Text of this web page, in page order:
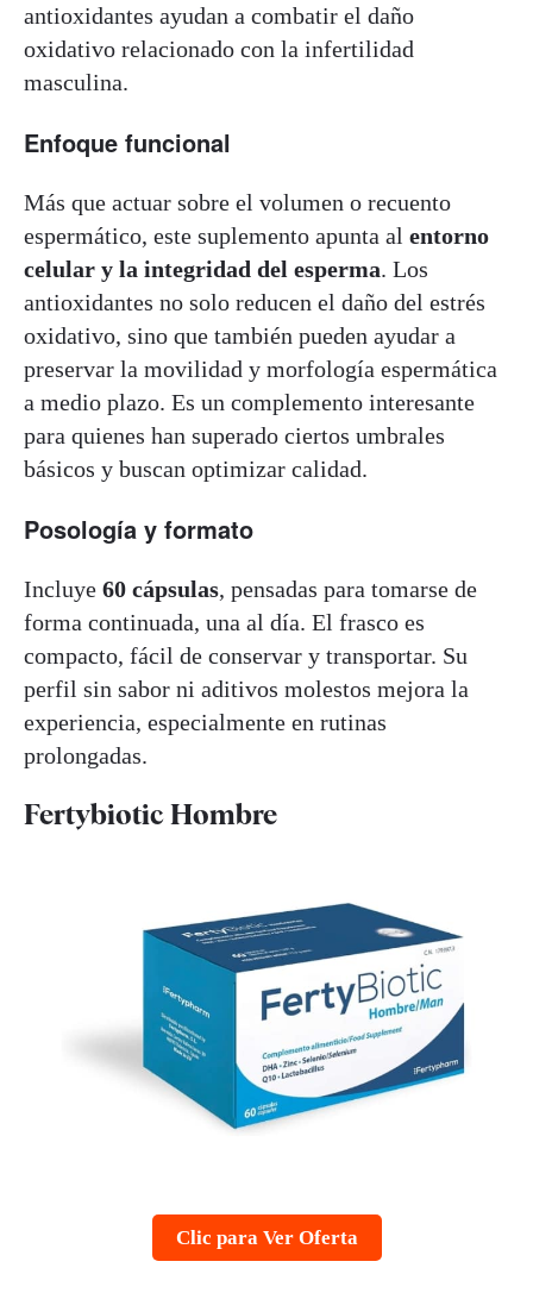
antioxidantes ayudan a combatir el daño
oxidativo relacionado con la infertilidad
masculina.
Enfoque funcional
Más que actuar sobre el volumen o recuento
espermático, este suplemento apunta al entorno
celular y la integridad del esperma. Los
antioxidantes no solo reducen el daño del estrés
oxidativo, sino que también pueden ayudar a
preservar la movilidad y morfología espermática
a medio plazo. Es un complemento interesante
para quienes han superado ciertos umbrales
básicos y buscan optimizar calidad.
Posología y formato
Incluye 60 cápsulas, pensadas para tomarse de
forma continuada, una al día. El frasco es
compacto, fácil de conservar y transportar. Su
perfil sin sabor ni aditivos molestos mejora la
experiencia, especialmente en rutinas
prolongadas.
Fertybiotic Hombre
Clic para Ver Oferta